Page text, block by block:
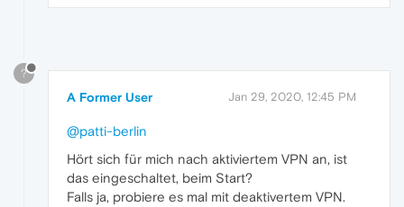
?
A Former User Jan 29, 2020, 12:45 PM
@patti-berlin
Hört sich für mich nach aktiviertem VPN an, ist
das eingeschaltet, beim Start?
Falls ja, probiere es mal mit deaktivertem VPN.